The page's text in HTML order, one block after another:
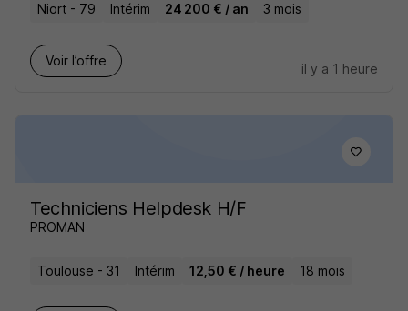
Niort - 79 Intérim 24 200 € / an 3 mois
Voir l’offre
il y a 1 heure
Techniciens Helpdesk H/F
PROMAN
Toulouse - 31 Intérim 12,50 € / heure 18 mois